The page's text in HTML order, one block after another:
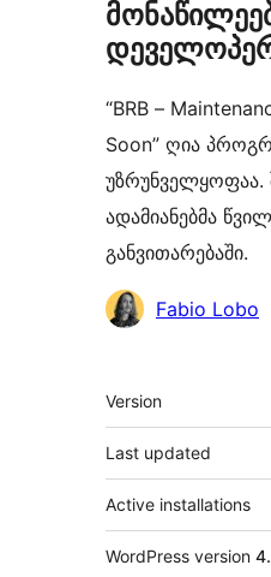
“BRB –
Soon” ღია
უზრუნველყოფაა.
ადამიანებმა
განვითარებაში.
მონაწილეები
Fabio Lobo
მეტა
Version
Last updated
Active installations
WordPress version